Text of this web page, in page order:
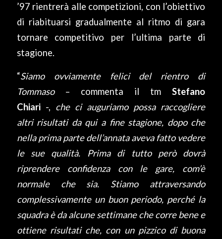
’97 rientrerà alle competizioni, con l’obiettivo
di riabituarsi gradualmente al ritmo di gara
tornare competitivo per l’ultima parte di
stagione.
“Siamo ovviamente felici del rientro di
Tommaso – commenta il tmStefano
Chiari -, che ci auguriamo possa raccogliere
altri risultati da qui a fine stagione, dopo che
nella prima parte dell’annata aveva fatto vedere
le sue qualità. Prima di tutto però dovrà
riprendere confidenza con le gare, com’è
normale che sia. Stiamo attraversando
complessivamente un buon periodo, perché la
squadra è da alcune settimane che corre bene e
ottiene risultati che, con un pizzico di buona